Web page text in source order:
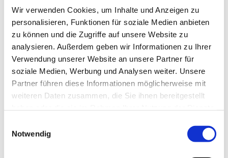
Wir verwenden Cookies, um Inhalte und Anzeigen zu
personalisieren, Funktionen für soziale Medien anbieten
zu können und die Zugriffe auf unsere Website zu
analysieren. Außerdem geben wir Informationen zu Ihrer
Verwendung unserer Website an unsere Partner für
soziale Medien, Werbung und Analysen weiter. Unsere
Partner führen diese Informationen möglicherweise mit
weiteren Daten zusammen, die Sie ihnen bereitgestellt
Notwendig